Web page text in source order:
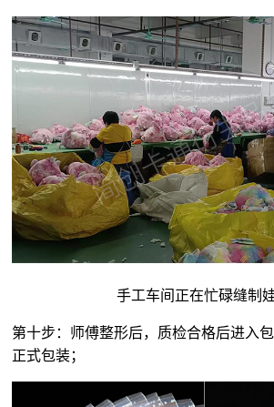
手工车间正在忙碌缝制
第十步：师傅整形后，质检合格后进入
正式包装；